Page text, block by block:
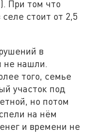
При том что
стоит от 2,5
в
не нашли.
того, семье
участок под
но потом
на нём
и времени не